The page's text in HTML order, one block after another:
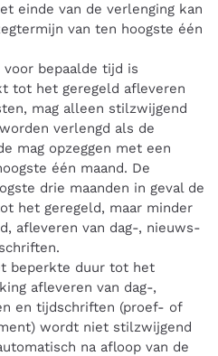
einde van de verlenging kan
van ten hoogste één
bepaalde tijd is
tot het geregeld afleveren
mag alleen stilzwijgend
verlengd als de
mag opzeggen met een
één maand. De
drie maanden in geval de
het geregeld, maar minder
afleveren van dag-, nieuws-
beperkte duur tot het
afleveren van dag-,
en tijdschriften (proef- of
wordt niet stilzwijgend
na afloop van de